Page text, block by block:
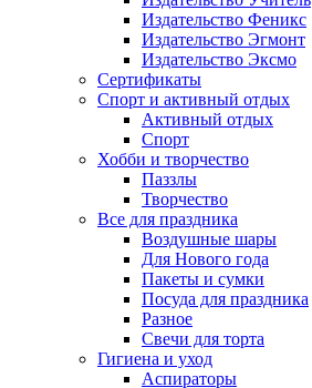
Издательство Феникс
Издательство Эгмонт
Издательство Эксмо
Сертификаты
Спорт и активный отдых
Активный отдых
Спорт
Хобби и творчество
Паззлы
Творчество
Все для праздника
Воздушные шары
Для Нового года
Пакеты и сумки
Посуда для праздника
Разное
Свечи для торта
Гигиена и уход
Аспираторы